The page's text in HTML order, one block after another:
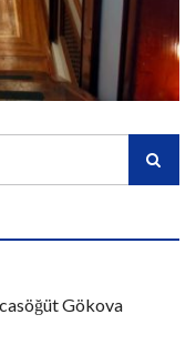
Gökova